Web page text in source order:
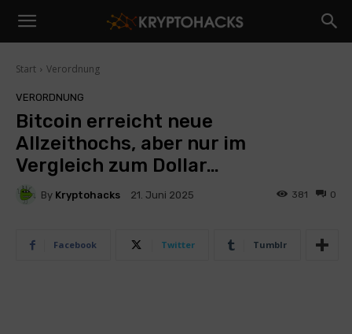
Start Verordnung
VERORDNUNG
Bitcoin erreicht neue
Allzeithochs, aber nur im
Vergleich zum Dollar…
By Kryptohacks 21. Juni 2025 0
381
Facebook Twitter Tumblr